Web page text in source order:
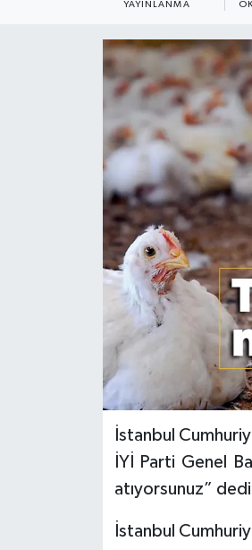
YAYINLANMA
İstanbul
İYİ Parti Genel
atıyorsunuz”
İstanbul
KULTUR-SANAT
MAGAZİN
OTOMOBİL
ÖZEL HABER
RÖPORTAJ
TEKNOLOJİ